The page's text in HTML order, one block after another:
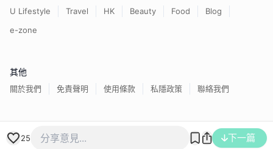
25 下一篇
U Lifestyle Travel HK Beauty Food
Blog
e-zone
其他
關於我們 免責聲明 使用條款 私隱政策 聯絡我們
香港經濟日報版權所有©